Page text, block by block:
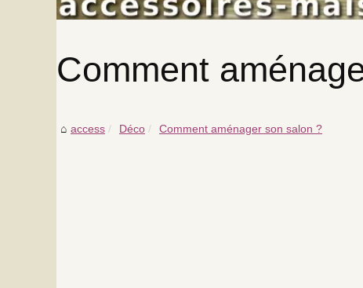
Comment
access Déco Comment aménager son salon ?